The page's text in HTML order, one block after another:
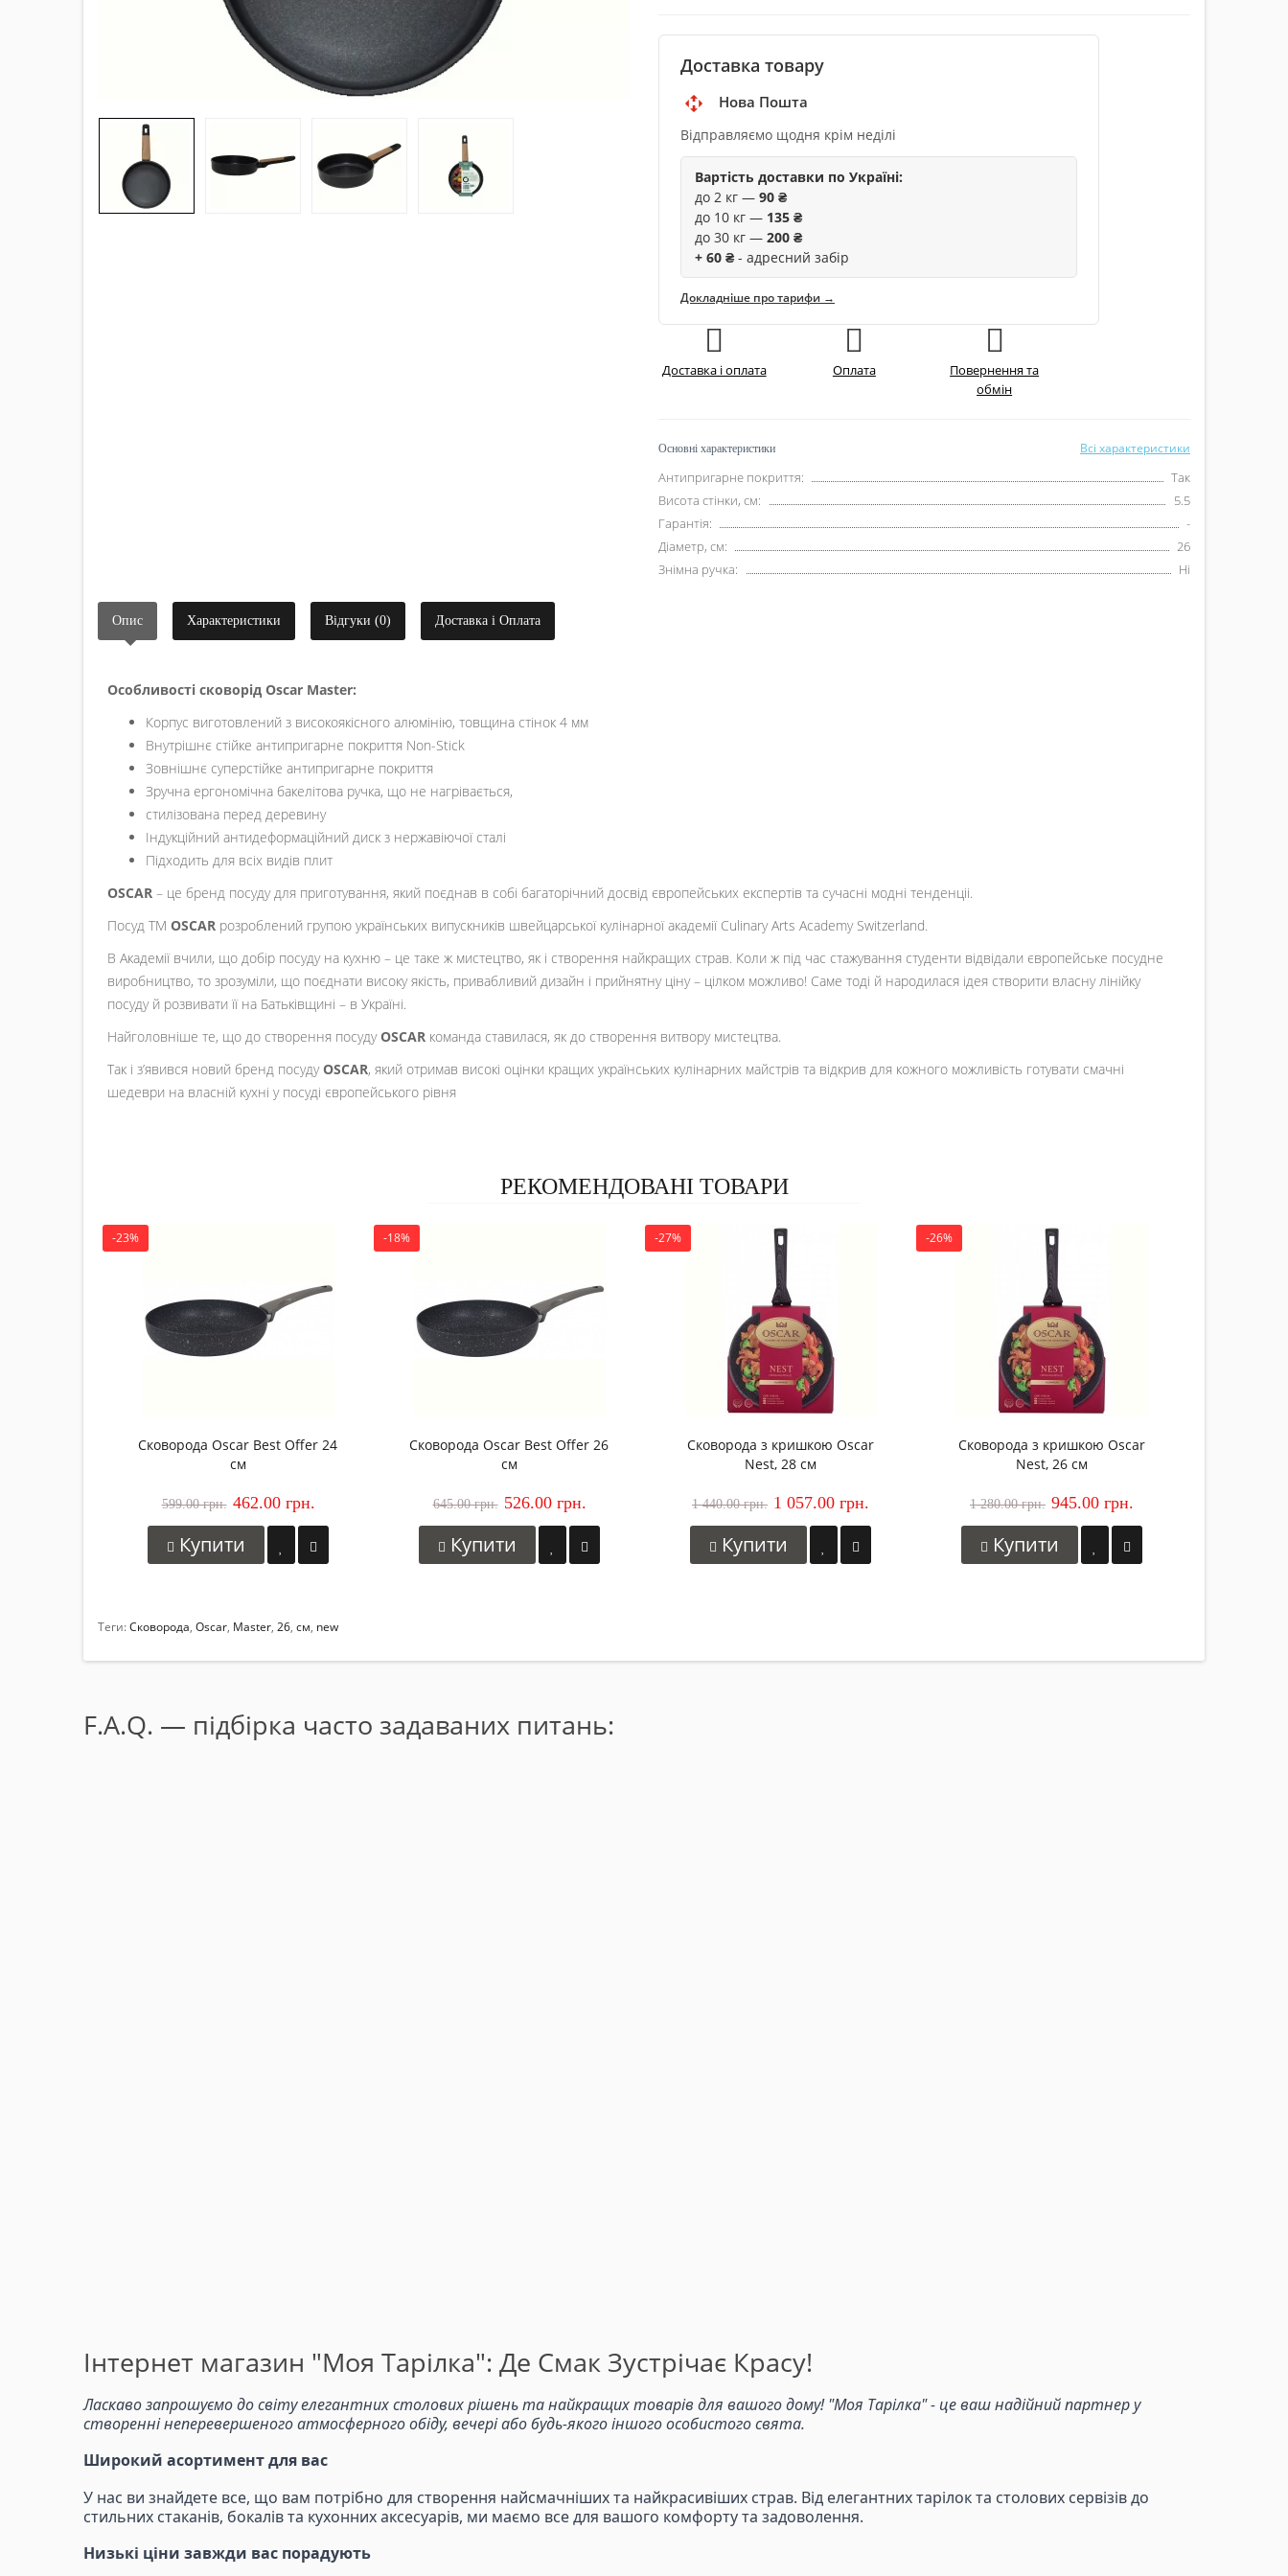
Доставка товару
Нова Пошта
Відправляємо щодня крім неділі
Вартість доставки по Україні:
до 2 кг — 90 ₴
до 10 кг — 135 ₴
до 30 кг — 200 ₴
+ 60 ₴ - адресний забір
Докладніше про тарифи →
Доставка і оплата Оплата
Повернення та
обмін
Основні характеристики Всі характеристики
Антипригарне покриття:
Так
Висота стінки, см:
5.5
Гарантія:
-
Діаметр, см:
26
Знімна ручка:
Ні
Опис Характеристики Відгуки (0) Доставка і Оплата
Особливості сковорід Oscar Master:
Корпус виготовлений з високоякісного алюмінію, товщина стінок 4 мм
Внутрішнє стійке антипригарне покриття Non-Stick
Зовнішнє cуперстійке антипригарне покриття
Зручна ергономічна бакелітова ручка, що не нагрівається,
стилізована перед деревину
Індукційний антидеформаційний диск з нержавіючої сталі
Підходить для всіх видів плит
OSCAR – це бренд посуду для приготування, який поєднав в собі багаторічний досвід європейських експертів та сучасні модні тенденціі.
Посуд ТМ OSCAR розроблений групою українських випускників швейцарської кулінарної академії Culinary Arts Academy Switzerland.
В Академії вчили, що добір посуду на кухню – це таке ж мистецтво, як і створення найкращих страв. Коли ж під час стажування студенти відвідали європейське посудне
виробництво, то зрозуміли, що поєднати високу якість, привабливий дизайн і прийнятну ціну – цілком можливо! Саме тоді й народилася ідея створити власну лінійку
посуду й розвивати її на Батьківщині – в Україні.
Найголовніше те, що до створення посудуOSCAR команда ставилася, як до створення витвору мистецтва.
Так і з’явився новий бренд посудуOSCAR, який отримав високі оцінки кращих українських кулінарних майстрів та відкрив для кожного можливість готувати смачні
шедеври на власній кухні у посуді європейського рівня
РЕКОМЕНДОВАНІ ТОВАРИ
-23%
Сковорода Oscar Best Offer 24
см
599.00 грн. 462.00 грн.
Купити
-18%
Сковорода Oscar Best Offer 26
см
645.00 грн. 526.00 грн.
Купити
-27%
Сковорода з кришкою Oscar
Nest, 28 см
1 440.00 грн. 1 057.00 грн.
Купити
-26%
Сковорода з кришкою Oscar
Nest, 26 см
1 280.00 грн. 945.00 грн.
Купити
Теги:Сковорода, Oscar, Master, 26, см, new
F.A.Q. — підбірка часто задаваних питань:
Інтернет магазин "Моя Тарілка": Де Смак Зустрічає Красу!
Ласкаво запрошуємо до світу елегантних столових рішень та найкращих товарів для вашого дому! "Моя Тарілка" - це ваш надійний партнер у
створенні неперевершеного атмосферного обіду, вечері або будь-якого іншого особистого свята.
Широкий асортимент для вас
У нас ви знайдете все, що вам потрібно для створення найсмачніших та найкрасивіших страв. Від елегантних тарілок та столових сервізів до
стильних стаканів, бокалів та кухонних аксесуарів, ми маємо все для вашого комфорту та задоволення.
Низькі ціни завжди вас порадують